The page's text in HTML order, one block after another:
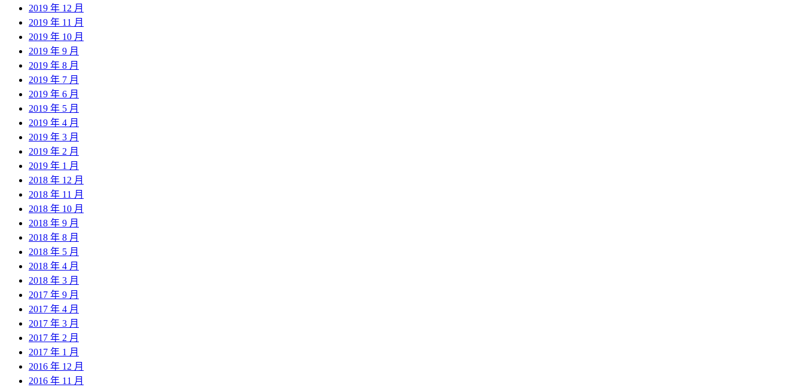
2019 年 12 月
2019 年 11 月
2019 年 10 月
2019 年 9 月
2019 年 8 月
2019 年 7 月
2019 年 6 月
2019 年 5 月
2019 年 4 月
2019 年 3 月
2019 年 2 月
2019 年 1 月
2018 年 12 月
2018 年 11 月
2018 年 10 月
2018 年 9 月
2018 年 8 月
2018 年 5 月
2018 年 4 月
2018 年 3 月
2017 年 9 月
2017 年 4 月
2017 年 3 月
2017 年 2 月
2017 年 1 月
2016 年 12 月
2016 年 11 月